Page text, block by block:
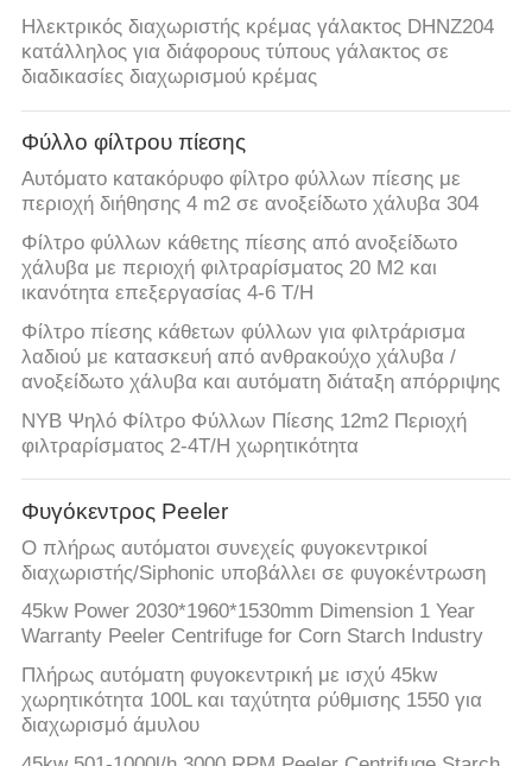
Ηλεκτρικός διαχωριστής κρέμας γάλακτος DHNZ204
κατάλληλος για διάφορους τύπους γάλακτος σε
διαδικασίες διαχωρισμού κρέμας
Φύλλο φίλτρου πίεσης
Αυτόματο κατακόρυφο φίλτρο φύλλων πίεσης με
περιοχή διήθησης 4 m2 σε ανοξείδωτο χάλυβα 304
Φίλτρο φύλλων κάθετης πίεσης από ανοξείδωτο
χάλυβα με περιοχή φιλτραρίσματος 20 M2 και
ικανότητα επεξεργασίας 4-6 T/H
Φίλτρο πίεσης κάθετων φύλλων για φιλτράρισμα
λαδιού με κατασκευή από ανθρακούχο χάλυβα /
ανοξείδωτο χάλυβα και αυτόματη διάταξη απόρριψης
NYB Ψηλό Φίλτρο Φύλλων Πίεσης 12m2 Περιοχή
φιλτραρίσματος 2-4T/H χωρητικότητα
Φυγόκεντρος Peeler
Ο πλήρως αυτόματοι συνεχείς φυγοκεντρικοί
διαχωριστής/Siphonic υποβάλλει σε φυγοκέντρωση
45kw Power 2030*1960*1530mm Dimension 1 Year
Warranty Peeler Centrifuge for Corn Starch Industry
Πλήρως αυτόματη φυγοκεντρική με ισχύ 45kw
χωρητικότητα 100L και ταχύτητα ρύθμισης 1550 για
διαχωρισμό άμυλου